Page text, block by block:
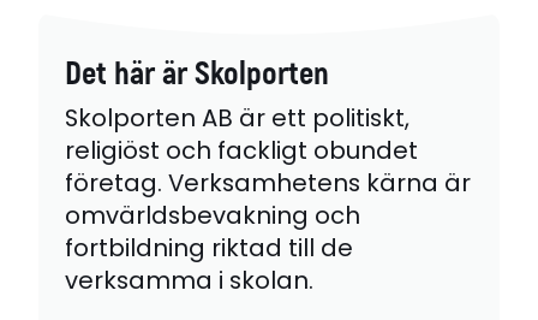
Det här är Skolporten
Skolporten AB är ett politiskt,
religiöst och fackligt obundet
företag. Verksamhetens kärna är
omvärldsbevakning och
fortbildning riktad till de
verksamma i skolan.